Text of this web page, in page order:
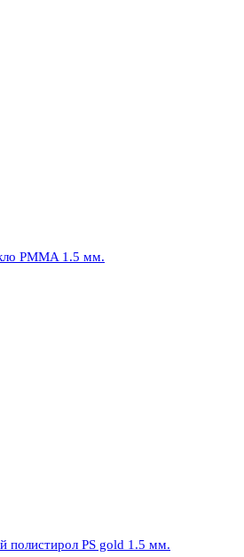
PMMA 1.5 мм.
полистирол PS gold 1.5 мм.